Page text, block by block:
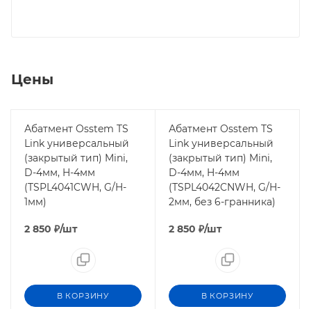
Цены
Абатмент Osstem TS
Link универсальный
(закрытый тип) Mini,
D-4мм, H-4мм
(TSPL4041CWH, G/H-
1мм)
2 850 ₽/шт
В КОРЗИНУ
Абатмент Osstem TS
Link универсальный
(закрытый тип) Mini,
D-4мм, H-4мм
(TSPL4042CNWH, G/H-
2мм, без 6-гранника)
2 850 ₽/шт
В КОРЗИНУ